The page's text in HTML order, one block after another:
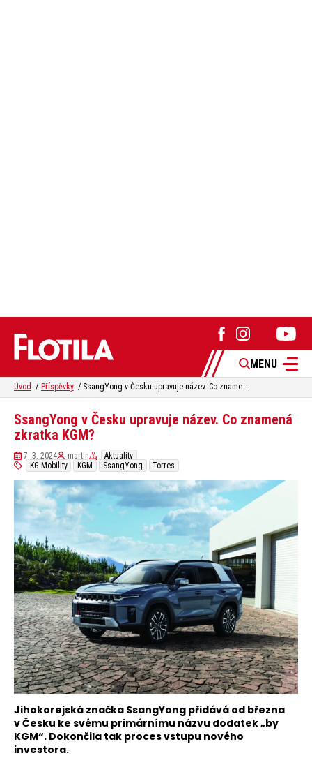
MENU
Úvod Příspěvky SsangYong v Česku upravuje název. Co znamená zkratka KGM?
SsangYong v Česku upravuje název. Co znamená
zkratka KGM?
7. 3. 2024 martin
Aktuality
KG Mobility
KGM SsangYong Torres
Jihokorejská značka SsangYong přidává od března
v Česku ke svému primárnímu názvu dodatek „by
KGM“. Dokončila tak proces vstupu nového
investora.